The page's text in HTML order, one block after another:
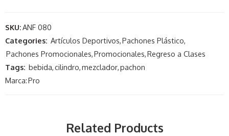
SKU:ANF 080
Categories: Artículos Deportivos,Pachones Plástico,
Pachones Promocionales,Promocionales,Regreso a Clases
Tags: bebida,cilindro,mezclador,pachon
Marca:Pro
Related Products